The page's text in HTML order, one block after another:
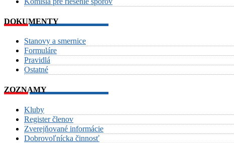
DOKUMENTY
Stanovy a smernice
Formuláre
Pravidlá
Ostatné
ZOZNAMY
Kluby
Register členov
Zverejňované informácie
Dobrovoľnícka činnosť